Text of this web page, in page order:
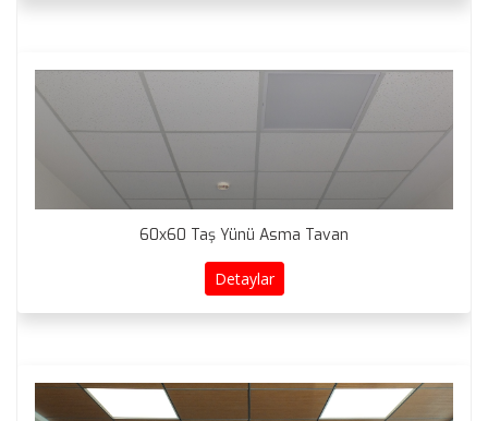
60x60 Taş Yünü Asma Tavan
Detaylar